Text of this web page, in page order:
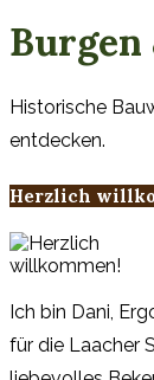
Burgen
Historische
entdecken.
Herzlich
Ich bin Dani,
für die Laacher